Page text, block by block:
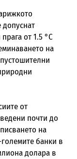
допуснат
от 1.5 °C
на
от
почти до
на
банки в
долара в